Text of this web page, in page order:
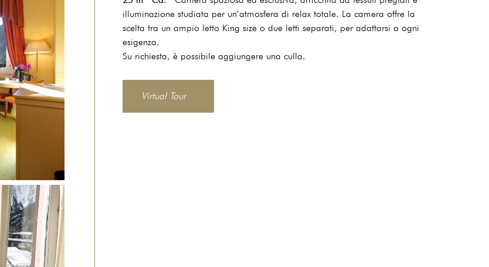
illuminazione studiata per un’atmosfera di relax totale. La camera offre la
scelta tra un ampio letto King size o due letti separati, per adattarsi a ogni
esigenza.
Su richiesta, è possibile aggiungere una culla.
Virtual Tour